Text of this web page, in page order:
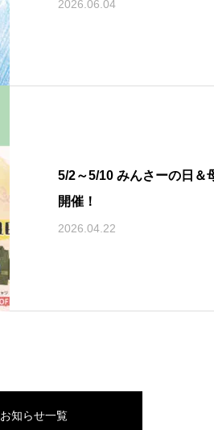
2026.06.04
5/2～5/10 みんさーの日＆
開催！
2026.04.22
お知らせ一覧